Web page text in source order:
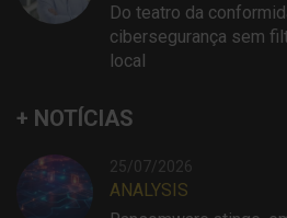
Do teatro da
cibersegurança sem
local
+ NOTÍCIAS
25/07/2026
ANALYSIS